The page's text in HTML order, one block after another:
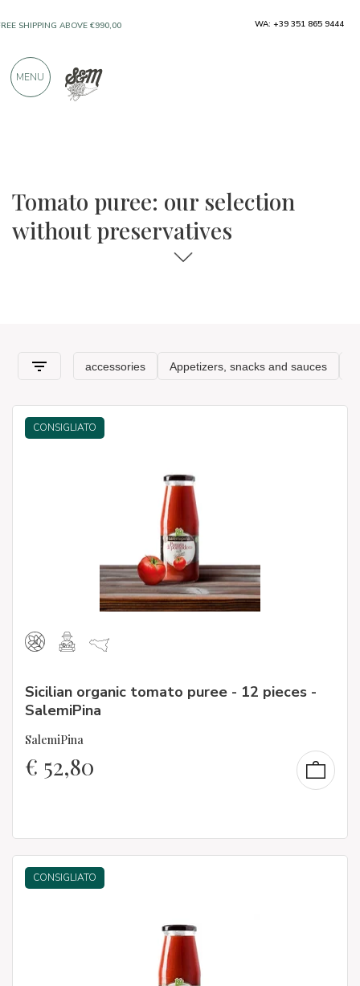
Tomato puree: our selection
without preservatives
CONSIGLIATO
Sicilian organic tomato puree - 12 pieces -
SalemiPina
SalemiPina
€ 52,80
CONSIGLIATO
PRODUCTS FROM EXCELLENT
900 POSITIVE REVIEWS
WA: +39 351 865 9444
MENU